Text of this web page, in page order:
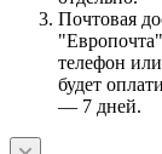
Почтовая
телефон
будет
— 7 дней.